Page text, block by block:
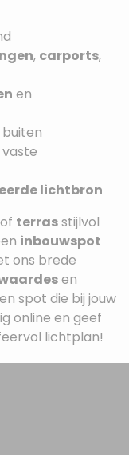
, carports,
en
lichtbron
of terrasstijlvol
inbouwspot
ons brede
en
spot die bij jouw
online en geef
lichtplan!